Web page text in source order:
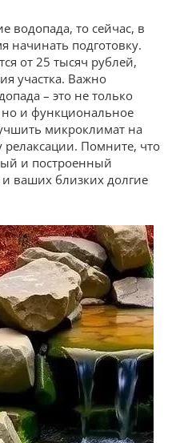
водопада, то сейчас, в
начинать подготовку.
от 25 тысяч рублей,
участка. Важно
– это не только
но и функциональное
микроклимат на
релаксации. Помните, что
и построенный
и ваших близких долгие